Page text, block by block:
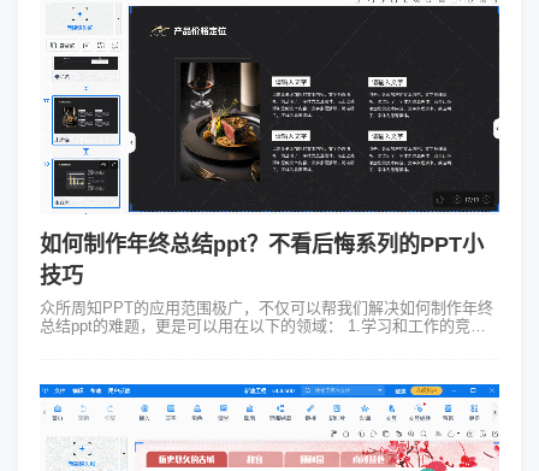
如何制作年终总结ppt？不看后悔系列的PPT小
技巧
众所周知PPT的应用范围极广，不仅可以帮我们解决如何制作年终
总结ppt的难题，更是可以用在以下的领域： 1.学习和工作的竞聘